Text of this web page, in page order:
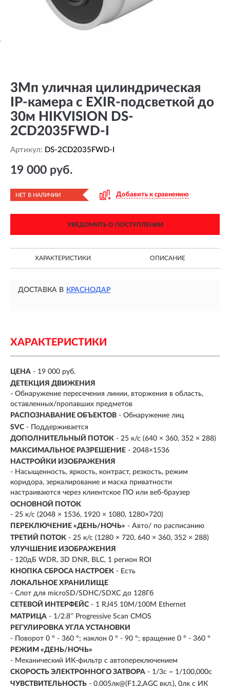
3Мп уличная цилиндрическая
IP-камера с EXIR-подсветкой до
30м HIKVISION DS-
2CD2035FWD-I
Артикул: DS-2CD2035FWD-I
19 000 руб.
НЕТ В НАЛИЧИИ Добавить к сравнению
УВЕДОМИТЬ О ПОСТУПЛЕНИИ
ХАРАКТЕРИСТИКИ ОПИСАНИЕ
ДОСТАВКА В КРАСНОДАР
ХАРАКТЕРИСТИКИ
ЦЕНА - 19 000 руб.
ДЕТЕКЦИЯ ДВИЖЕНИЯ
- Обнаружение пересечения линии, вторжения в область,
оставленных/пропавших предметов
РАСПОЗНАВАНИЕ ОБЪЕКТОВ - Обнаружение лиц
SVC - Поддерживается
ДОПОЛНИТЕЛЬНЫЙ ПОТОК - 25 к/с (640 × 360, 352 × 288)
МАКСИМАЛЬНОЕ РАЗРЕШЕНИЕ - 2048×1536
НАСТРОЙКИ ИЗОБРАЖЕНИЯ
- Насыщенность, яркость, контраст, резкость, режим
коридора, зеркалирование и маска приватности
настраиваются через клиентское ПО или веб-браузер
ОСНОВНОЙ ПОТОК
- 25 к/с (2048 × 1536, 1920 × 1080, 1280×720)
ПЕРЕКЛЮЧЕНИЕ «ДЕНЬ/НОЧЬ» - Авто/ по расписанию
ТРЕТИЙ ПОТОК - 25 к/с (1280 × 720, 640 × 360, 352 × 288)
УЛУЧШЕНИЕ ИЗОБРАЖЕНИЯ
- 120дБ WDR, 3D DNR, BLC, 1 регион ROI
КНОПКА СБРОСА НАСТРОЕК - Есть
ЛОКАЛЬНОЕ ХРАНИЛИЩЕ
- Слот для microSD/SDHC/SDXC до 128Гб
СЕТЕВОЙ ИНТЕРФЕЙС - 1 RJ45 10M/100M Ethernet
МАТРИЦА - 1/2.8’’ Progressive Scan CMOS
РЕГУЛИРОВКА УГЛА УСТАНОВКИ
- Поворот 0 ° - 360 °; наклон 0 ° - 90 °; вращение 0 ° - 360 °
РЕЖИМ «ДЕНЬ/НОЧЬ»
- Механический ИК-фильтр с автопереключением
СКОРОСТЬ ЭЛЕКТРОННОГО ЗАТВОРА - 1/3с ~ 1/100,000с
ЧУВСТВИТЕЛЬНОСТЬ - 0.005лк@(F1.2,AGC вкл.), 0лк с ИК